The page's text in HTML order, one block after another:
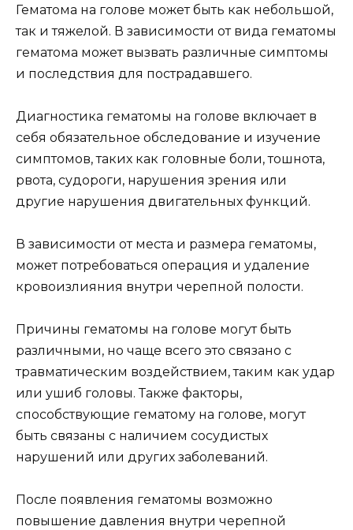
Гематома на голове может быть как небольшой,
так и тяжелой. В зависимости от вида гематомы
гематома может вызвать различные симптомы
и последствия для пострадавшего.
Диагностика гематомы на голове включает в
себя обязательное обследование и изучение
симптомов, таких как головные боли, тошнота,
рвота, судороги, нарушения зрения или
другие нарушения двигательных функций.
В зависимости от места и размера гематомы,
может потребоваться операция и удаление
кровоизлияния внутри черепной полости.
Причины гематомы на голове могут быть
различными, но чаще всего это связано с
травматическим воздействием, таким как удар
или ушиб головы. Также факторы,
способствующие гематому на голове, могут
быть связаны с наличием сосудистых
нарушений или других заболеваний.
После появления гематомы возможно
повышение давления внутри черепной